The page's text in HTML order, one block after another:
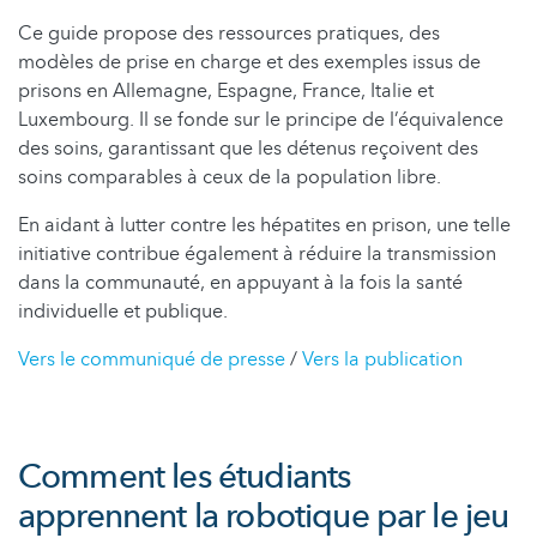
Ce guide propose des ressources pratiques, des
modèles de prise en charge et des exemples issus de
prisons en Allemagne, Espagne, France, Italie et
Luxembourg. Il se fonde sur le principe de l’équivalence
des soins, garantissant que les détenus reçoivent des
soins comparables à ceux de la population libre.
En aidant à lutter contre les hépatites en prison, une telle
initiative contribue également à réduire la transmission
dans la communauté, en appuyant à la fois la santé
individuelle et publique.
Vers le communiqué de presse/Vers la publication
Comment les étudiants
apprennent la robotique par le jeu